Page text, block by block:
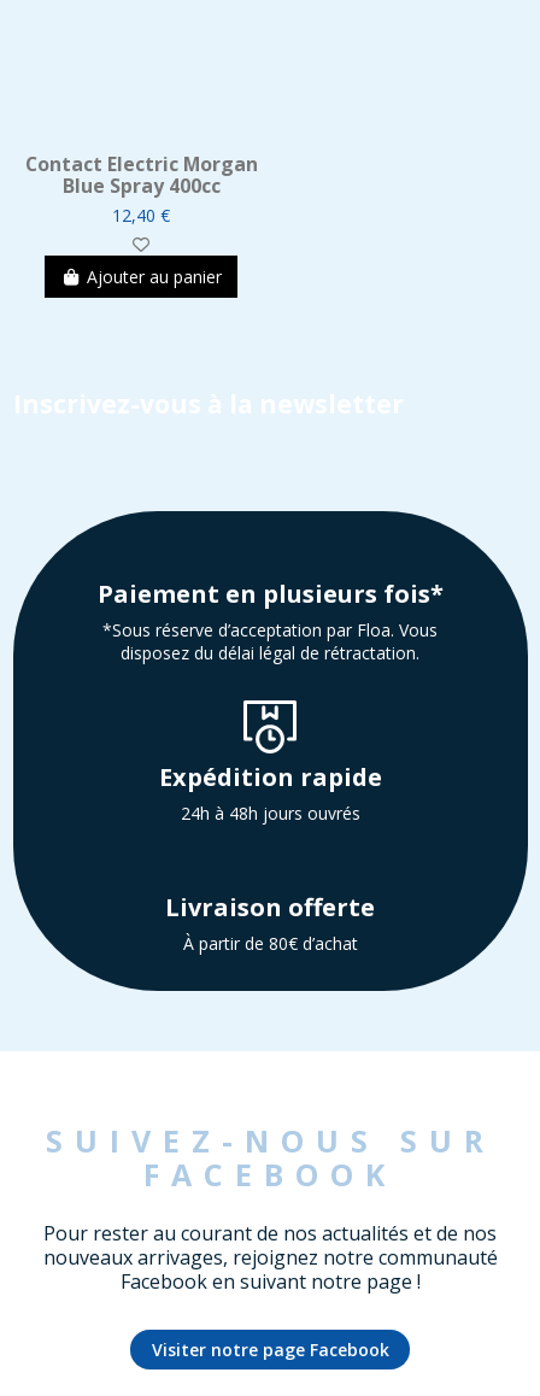
Contact Electric Morgan
Blue Spray 400cc
12,40 €
Ajouter au panier
Inscrivez-vous à la newsletter
Paiement en plusieurs fois*
*Sous réserve d’acceptation par Floa. Vous
disposez du délai légal de rétractation.
Expédition rapide
24h à 48h jours ouvrés
Livraison offerte
À partir de 80€ d’achat
SUIVEZ-NOUS SUR
FACEBOOK
Pour rester au courant de nos actualités et de nos
nouveaux arrivages, rejoignez notre communauté
Facebook en suivant notre page !
Visiter notre page Facebook